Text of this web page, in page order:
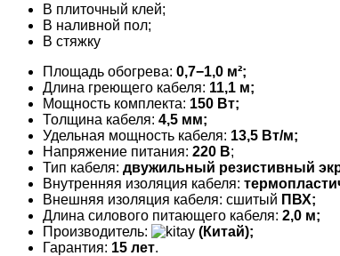
В плиточный клей;
В наливной пол;
В стяжку
Площадь обогрева: 0,7−1,0 м²;
Длина греющего кабеля: 11,1 м;
Мощность комплекта: 150 Вт;
Толщина кабеля: 4,5 мм;
Удельная мощность кабеля: 13,5 Вт/м;
Напряжение питания: 220 В;
Тип кабеля: двужильный резистивный
Внутренняя изоляция кабеля:
Внешняя изоляция кабеля: сшитый ПВХ;
Длина силового питающего кабеля: 2,0 м;
Производитель:
(Китай);
Гарантия: 15 лет.